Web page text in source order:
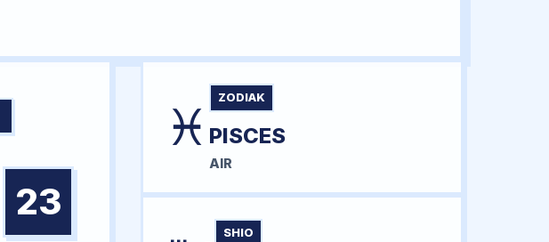
23
♓ ZODIAK
PISCES
AIR
SHIO